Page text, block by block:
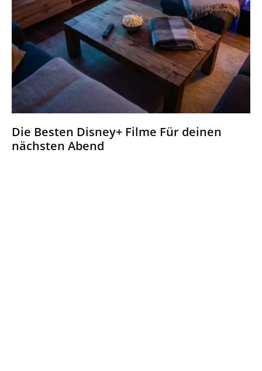
Die Besten Disney+ Filme Für deinen
nächsten Abend